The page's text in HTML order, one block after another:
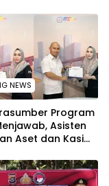
Demi
NEWS
Program
Asisten
Aset dan Kasi
dari
MEK TV